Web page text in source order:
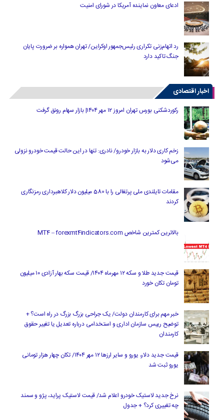
ادعای معاون نماینده آمریکا در شورای امنیت
رد اتهام‌زنی تکراری رئیس‌جمهور اوکراین/ تهران همواره بر ضرورت پایان
جنگ تاکید دارد
اخبار اقتصادی
رکوردشکنی بورس تهران امروز ۱۲ مهر ۱۴۰۴| بازار سهام رونق گرفت
زخم کاری دلار به بازار خودرو/ نادری: تنها در این حالت قیمت خودرو نزولی
می‌شود
مقامات تایلندی ملی پرتغالی را با 580 میلیون دلار کلاهبرداری رمزنگاری
کردند
بالاترین کمترین شاخص MT4 – forexmt4indicators.com
قیمت جدید طلا و سکه ۱۲ مهرماه ۱۴۰۴/ قیمت سکه بهار آزادی ۱۰ میلیون
تومان تکان خورد
خبر مهم برای کارمندان دولت/ یک جراحی بزرگ بزرگ در راه است؟ +
توضیح رییس سازمان اداری و استخدامی درباره تعدیل یا تغییر حقوق
کارمندان
قیمت جدید دلار، یورو و سایر ارزها ۱۲ مهر ۱۴۰۴/ تکان چهار هزار تومانی
یورو ثبت شد
نرخ جدید لاستیک خودرو اعلام شد/ قیمت لاستیک پراید، پژو و سمند
چه تغییری کرد؟ + جدول